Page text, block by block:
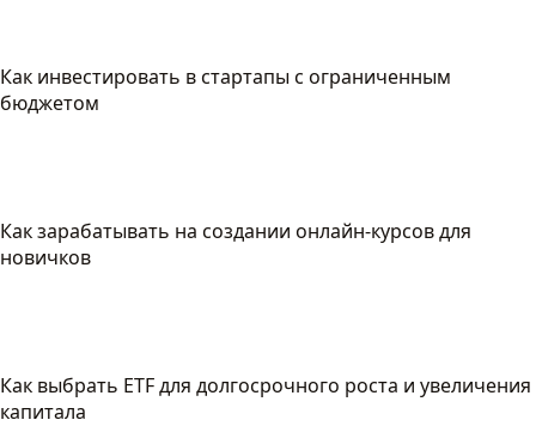
Как инвестировать в стартапы с ограниченным
бюджетом
Как зарабатывать на создании онлайн-курсов для
новичков
Как выбрать ETF для долгосрочного роста и увеличения
капитала